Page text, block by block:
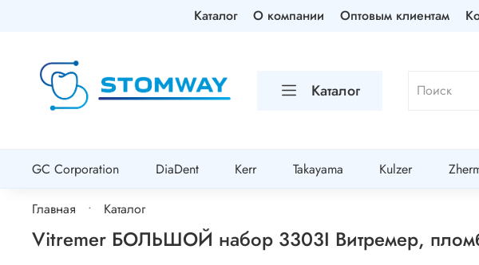
Каталог О компании Оптовым клиентам
Каталог
GC Corporation DiaDent Kerr Takayama Kulzer
Главная Каталог
Vitremer БОЛЬШОЙ набор 3303I Витремер,